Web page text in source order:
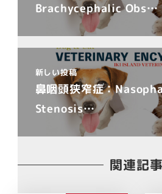
Brachycephalic Obs…
新しい投稿
鼻咽頭狭窄症：
Stenosis…
関連記事